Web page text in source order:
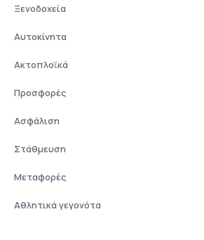
Ξενοδοχεία
Αυτοκίνητα
Ακτοπλοϊκά
Προσφορές
Ασφάλιση
Στάθμευση
Μεταφορές
Αθλητικά γεγονότα